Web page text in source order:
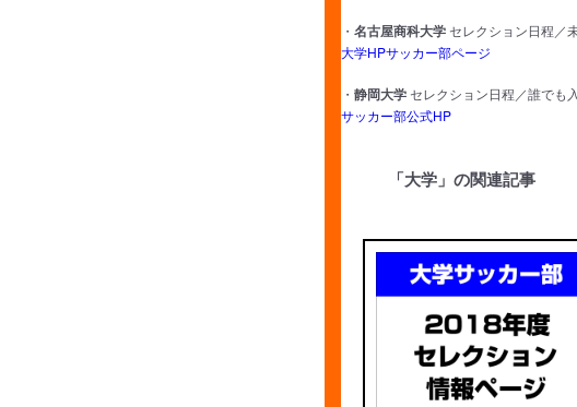
・ 名古屋商科大学 セレクション日程／
大学HPサッカー部ページ
・ 静岡大学 セレクション日程／誰でも
サッカー部公式HP
「大学」の関連記事